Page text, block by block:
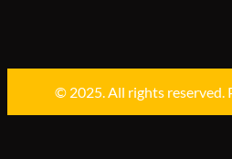
© 2025. All rights reserved.